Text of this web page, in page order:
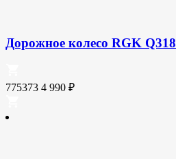
Дорожное колесо RGK Q318
775373 4 990 ₽